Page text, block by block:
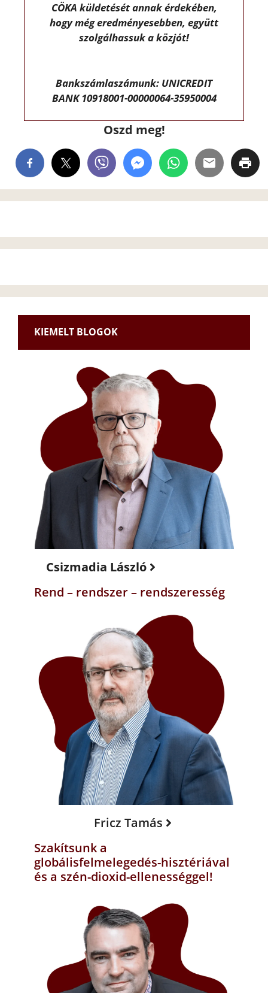
CÖKA küldetését annak érdekében,
hogy még eredményesebben, együtt
szolgálhassuk a közjót!
Bankszámlaszámunk: UNICREDIT
BANK 10918001-00000064-35950004
Oszd meg!
KIEMELT BLOGOK
Csizmadia László
Rend – rendszer – rendszeresség
Fricz Tamás
Szakítsunk a
globálisfelmelegedés-hisztériával
és a szén-dioxid-ellenességgel!